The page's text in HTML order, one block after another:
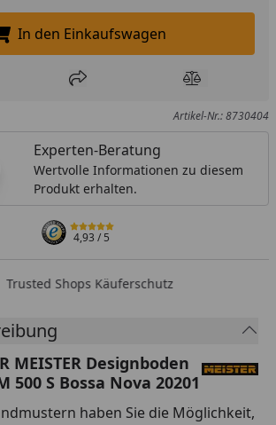
In den Einkaufswagen legen
In den Einkaufswagen
zur Wunschliste hinzufügen
Teilen Produkt
Artikel-Nr.: 8730404
Experten-Beratung
Wertvolle Informationen zu diesem
Produkt erhalten.
4,93/ 5
Trusted Shops Käuferschutz
MEISTER Designboden
500 S Bossa Nova 20201
haben Sie die Möglichkeit,